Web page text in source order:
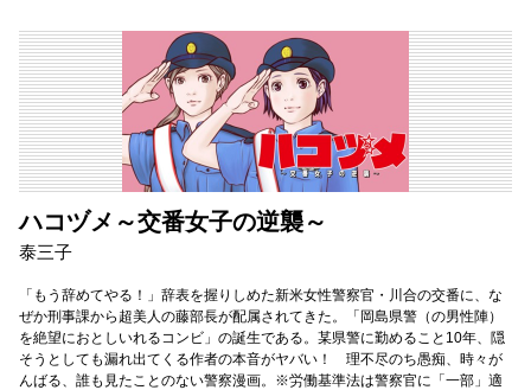
ハコヅメ～交番女子の逆襲～
泰三子
「もう辞めてやる！」辞表を握りしめた新米女性警察官・川合の交番に、な
ぜか刑事課から超美人の藤部長が配属されてきた。「岡島県警（の男性陣）
を絶望におとしいれるコンビ」の誕生である。某県警に勤めること10年、隠
そうとしても漏れ出てくる作者の本音がヤバい！ 理不尽のち愚痴、時々が
んばる、誰も見たことのない警察漫画。※労働基準法は警察官に「一部」適